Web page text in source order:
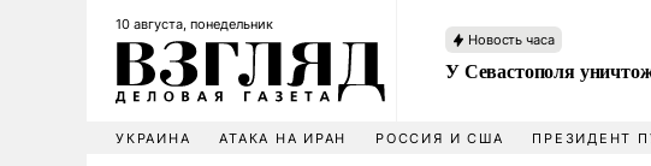
10 августа, понедельник
Новость часа
У Севастополя
УКРАИНА АТАКА НА ИРАН РОССИЯ И США ПРЕЗИДЕНТ